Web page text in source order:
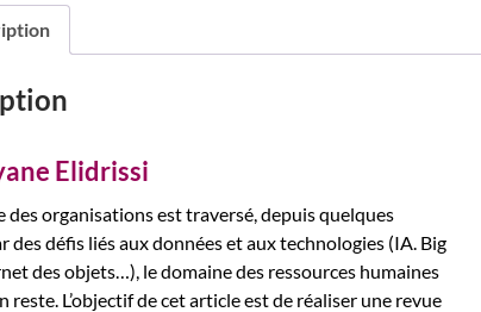
confrontée
une
analyse
bibliométrique
Elidrissi
des organisations est traversé, depuis quelques
des défis liés aux données et aux technologies (IA. Big
des objets…), le domaine des ressources humaines
reste. L’objectif de cet article est de réaliser une revue